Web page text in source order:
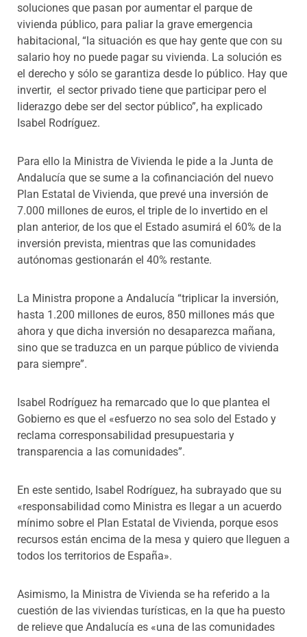
soluciones que pasan por aumentar el parque de
vivienda público, para paliar la grave emergencia
habitacional, “la situación es que hay gente que con su
salario hoy no puede pagar su vivienda. La solución es
el derecho y sólo se garantiza desde lo público. Hay que
invertir, el sector privado tiene que participar pero el
liderazgo debe ser del sector público”, ha explicado
Isabel Rodríguez.
Para ello la Ministra de Vivienda le pide a la Junta de
Andalucía que se sume a la cofinanciación del nuevo
Plan Estatal de Vivienda, que prevé una inversión de
7.000 millones de euros, el triple de lo invertido en el
plan anterior, de los que el Estado asumirá el 60% de la
inversión prevista, mientras que las comunidades
autónomas gestionarán el 40% restante.
La Ministra propone a Andalucía “triplicar la inversión,
hasta 1.200 millones de euros, 850 millones más que
ahora y que dicha inversión no desaparezca mañana,
sino que se traduzca en un parque público de vivienda
para siempre”.
Isabel Rodríguez ha remarcado que lo que plantea el
Gobierno es que el «esfuerzo no sea solo del Estado y
reclama corresponsabilidad presupuestaria y
transparencia a las comunidades”.
En este sentido, Isabel Rodríguez, ha subrayado que su
«responsabilidad como Ministra es llegar a un acuerdo
mínimo sobre el Plan Estatal de Vivienda, porque esos
recursos están encima de la mesa y quiero que lleguen a
todos los territorios de España».
Asimismo, la Ministra de Vivienda se ha referido a la
cuestión de las viviendas turísticas, en la que ha puesto
de relieve que Andalucía es «una de las comunidades